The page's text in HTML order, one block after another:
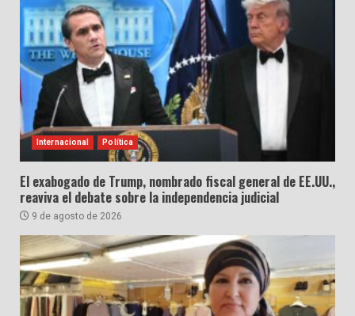
Internacional Política
El exabogado de Trump, nombrado fiscal general de EE.UU.,
reaviva el debate sobre la independencia judicial
9 de agosto de 2026